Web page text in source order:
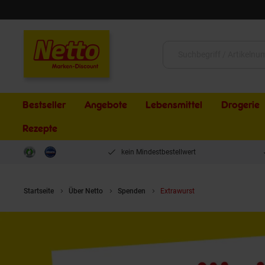
Bestseller Angebote Lebensmittel
Drogerie
Rezepte
kein Mindestbestellwert
Startseite Über Netto Spenden Extrawurst